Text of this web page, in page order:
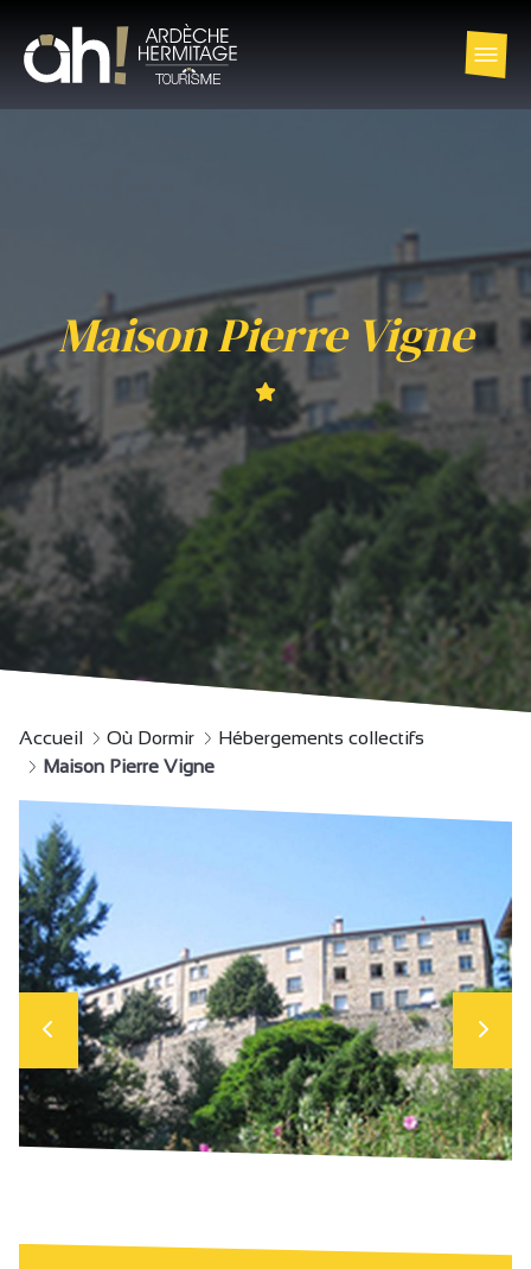
Maison Pierre Vigne
Accueil Où Dormir
Hébergements collectifs
Maison Pierre Vigne